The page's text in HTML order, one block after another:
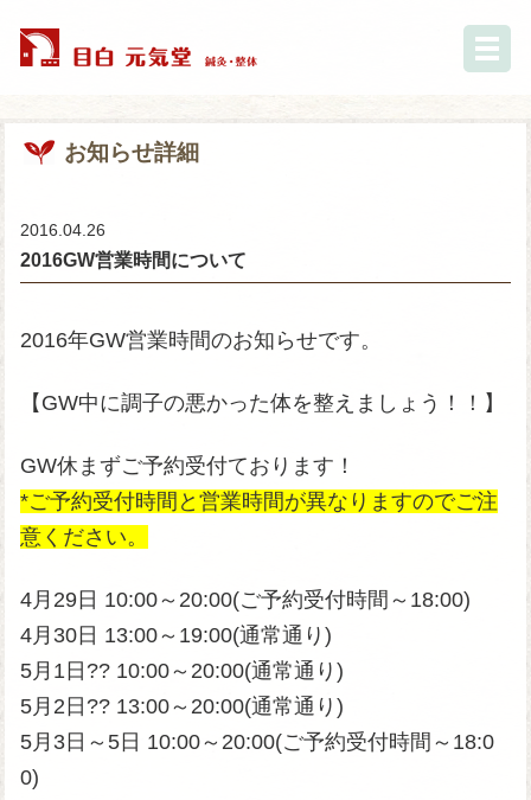
お知らせ詳細
2016.04.26
2016GW営業時間について
2016年GW営業時間のお知らせです。
【GW中に調子の悪かった体を整えましょう！！】
GW休まずご予約受付ております！
*ご予約受付時間と営業時間が異なりますのでご注
意ください。
4月29日 10:00～20:00(ご予約受付時間～18:00)
4月30日 13:00～19:00(通常通り)
5月1日?? 10:00～20:00(通常通り)
5月2日?? 13:00～20:00(通常通り)
5月3日～5日 10:00～20:00(ご予約受付時間～18:0
0)